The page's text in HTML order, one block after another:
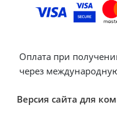
Оплата при
через
Версия сайта для